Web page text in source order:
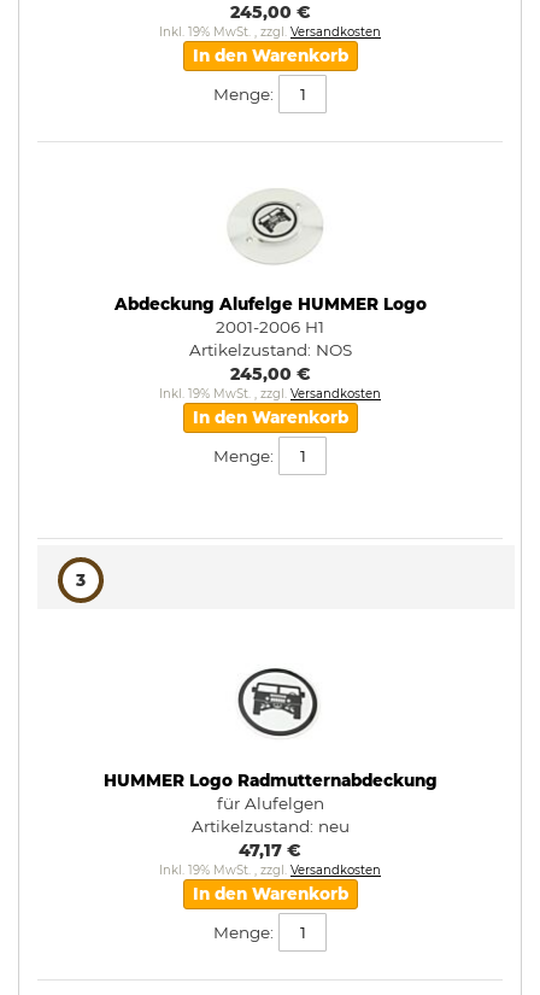
245,00 €
Inkl. 19% MwSt. , zzgl. Versandkosten
In den Warenkorb
Menge:
Abdeckung Alufelge HUMMER Logo
2001-2006 H1
Artikelzustand: NOS
245,00 €
Inkl. 19% MwSt. , zzgl. Versandkosten
In den Warenkorb
Menge:
3
HUMMER Logo Radmutternabdeckung
für Alufelgen
Artikelzustand: neu
47,17 €
Inkl. 19% MwSt. , zzgl. Versandkosten
In den Warenkorb
Menge: